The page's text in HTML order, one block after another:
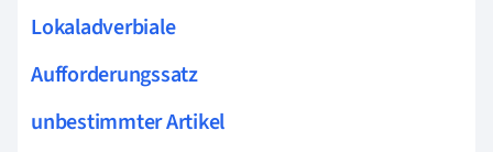
Lokaladverbiale
Aufforderungssatz
unbestimmter Artikel